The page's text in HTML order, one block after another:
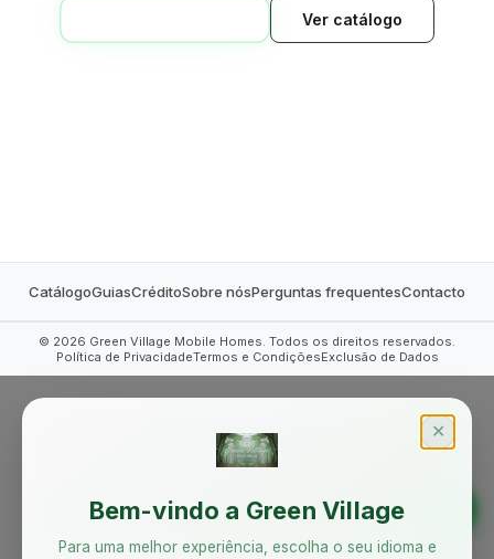
Ver catálogo
CatálogoGuiasCréditoSobre nósPerguntas frequentesContacto
© 2026 Green Village Mobile Homes. Todos os direitos reservados.
Política de PrivacidadeTermos e CondiçõesExclusão de Dados
✕
Bem-vindo a Green Village
Para uma melhor experiência, escolha o seu idioma e